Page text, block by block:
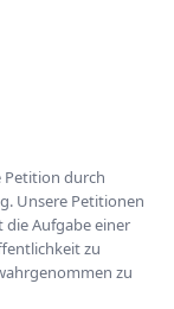
Petition durch
Unsere Petitionen
Aufgabe einer
zu
zu